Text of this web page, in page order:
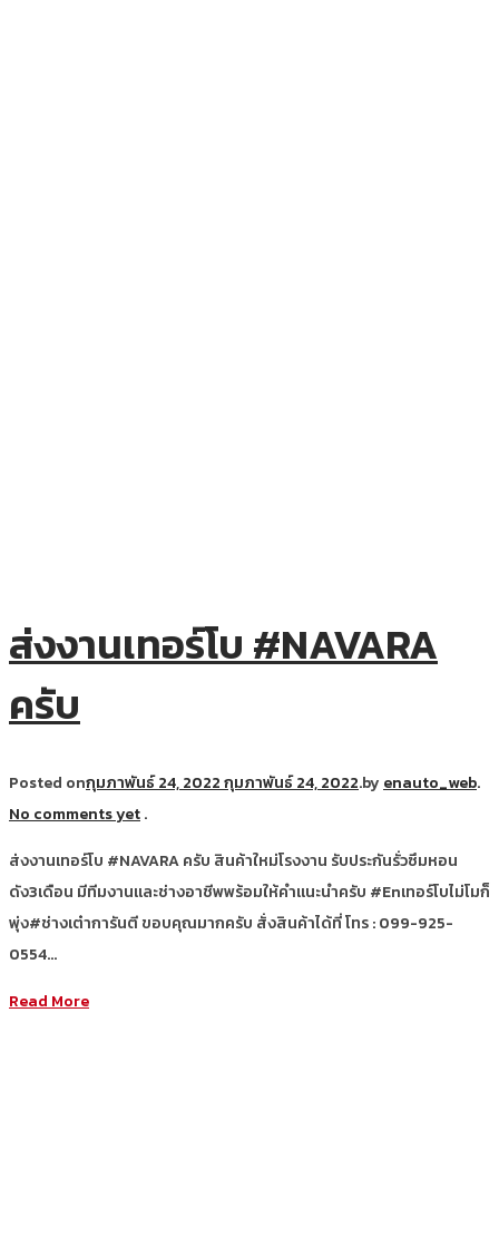
ส่งงานเทอร์โบ #NAVARA
ครับ
Posted onกุมภาพันธ์ 24, 2022กุมภาพันธ์ 24, 2022.by enauto_web.
No comments yet.
ส่งงานเทอร์โบ #NAVARA ครับ สินค้าใหม่โรงงาน รับประกันรั่วซึมหอน
ดัง3เดือน มีทีมงานและช่างอาชีพพร้อมให้คำแนะนำครับ #Enเทอร์โบไม่โมก็
พุ่ง#ช่างเต๋าการันตี ขอบคุณมากครับ สั่งสินค้าได้ที่ โทร : 099-925-
0554…
Read More